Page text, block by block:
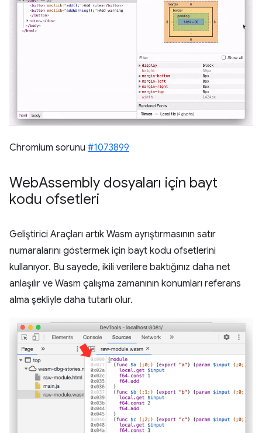
Chromium sorunu #1073899
WebAssembly dosyaları için bayt
kodu ofsetleri
Geliştirici Araçları artık Wasm ayrıştırmasının satır
numaralarını göstermek için bayt kodu ofsetlerini
kullanıyor. Bu sayede, ikili verilere baktığınız daha net
anlaşılır ve Wasm çalışma zamanının konumları referans
alma şekliyle daha tutarlı olur.